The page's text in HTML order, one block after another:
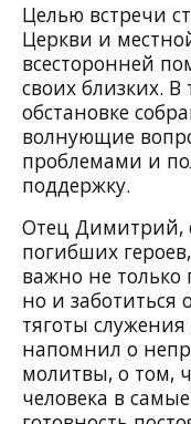
Целью встречи
Церкви и
всесторонней
своих близких.
обстановке
волнующие
проблемами и
поддержку.
Отец Димитрий,
погибших
важно не
но и заботиться
тяготы
напомнил о
молитвы, о том,
человека в